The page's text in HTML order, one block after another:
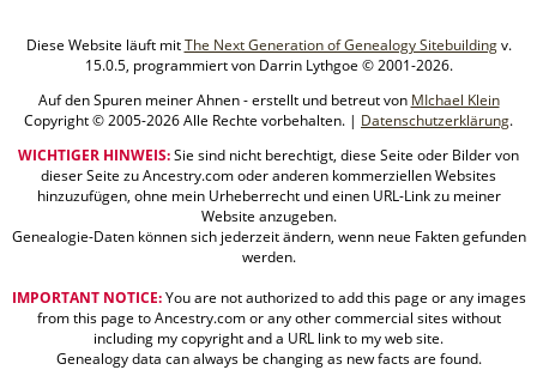
Diese Website läuft mitThe Next Generation of Genealogy Sitebuildingv.
15.0.5, programmiert von Darrin Lythgoe © 2001-2026.
Auf den Spuren meiner Ahnen - erstellt und betreut von MIchael Klein
Copyright © 2005-2026 Alle Rechte vorbehalten. | Datenschutzerklärung.
WICHTIGER HINWEIS:Sie sind nicht berechtigt, diese Seite oder Bilder von
dieser Seite zu Ancestry.com oder anderen kommerziellen Websites
hinzuzufügen, ohne mein Urheberrecht und einen URL-Link zu meiner
Website anzugeben.
Genealogie-Daten können sich jederzeit ändern, wenn neue Fakten gefunden
werden.
IMPORTANT NOTICE:You are not authorized to add this page or any images
from this page to Ancestry.com or any other commercial sites without
including my copyright and a URL link to my web site.
Genealogy data can always be changing as new facts are found.